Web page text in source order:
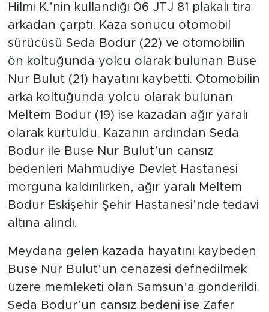
Hilmi K.’nin kullandığı 06 JTJ 81 plakalı tıra
arkadan çarptı. Kaza sonucu otomobil
sürücüsü Seda Bodur (22) ve otomobilin
ön koltuğunda yolcu olarak bulunan Buse
Nur Bulut (21) hayatını kaybetti. Otomobilin
arka koltuğunda yolcu olarak bulunan
Meltem Bodur (19) ise kazadan ağır yaralı
olarak kurtuldu. Kazanın ardından Seda
Bodur ile Buse Nur Bulut’un cansız
bedenleri Mahmudiye Devlet Hastanesi
morguna kaldırılırken, ağır yaralı Meltem
Bodur Eskişehir Şehir Hastanesi’nde tedavi
altına alındı.
Meydana gelen kazada hayatını kaybeden
Buse Nur Bulut’un cenazesi defnedilmek
üzere memleketi olan Samsun’a gönderildi.
Seda Bodur’un cansız bedeni ise Zafer